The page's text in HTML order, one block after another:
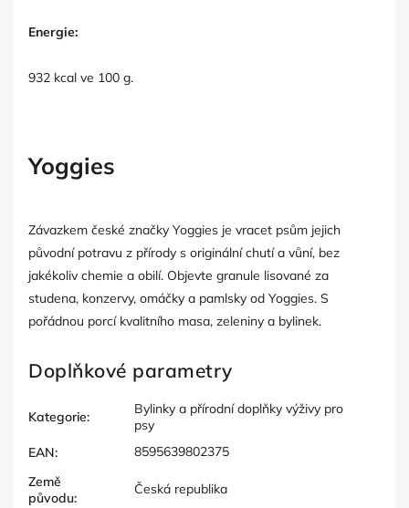
Energie:
932 kcal ve 100 g.
Yoggies
Závazkem české značky Yoggies je vracet psům jejich
původní potravu z přírody s originální chutí a vůní, bez
jakékoliv chemie a obilí. Objevte granule lisované za
studena, konzervy, omáčky a pamlsky od Yoggies. S
pořádnou porcí kvalitního masa, zeleniny a bylinek.
Doplňkové parametry
Kategorie:
Bylinky a přírodní doplňky výživy pro
psy
EAN:
8595639802375
Země
původu:
Česká republika